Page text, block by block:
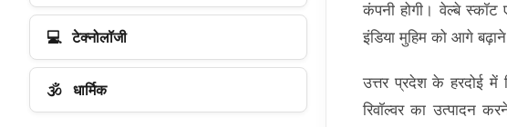
कंपनी होगी। वेल्बे
इंडिया मुहिम को आगे
उत्तर प्रदेश के हरदोई में
रिवॉल्वर का उत्पादन
💻 टेक्नोलॉजी
🕉️ धार्मिक